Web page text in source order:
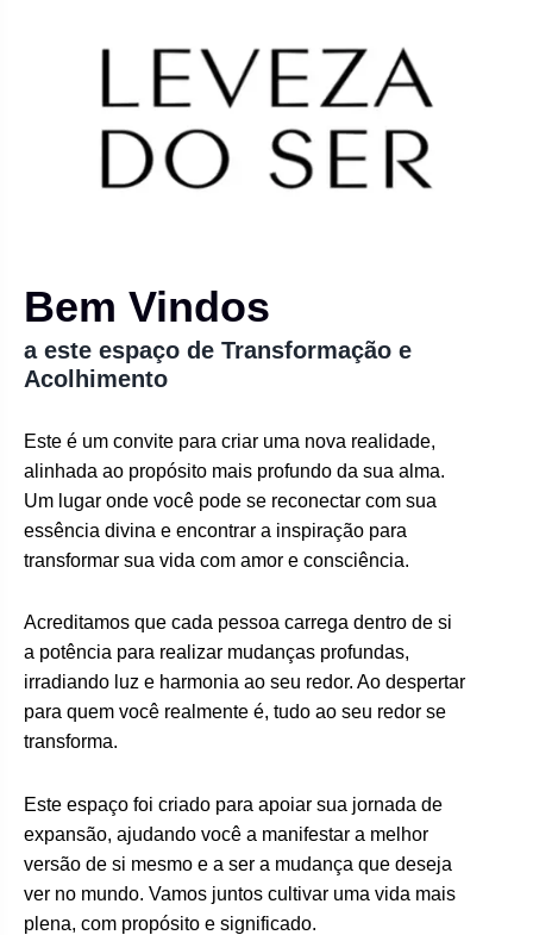
Bem Vindos
a este espaço de Transformação e
Acolhimento
Este é um convite para criar uma nova realidade,
alinhada ao propósito mais profundo da sua alma.
Um lugar onde você pode se reconectar com sua
essência divina e encontrar a inspiração para
transformar sua vida com amor e consciência.
Acreditamos que cada pessoa carrega dentro de si
a potência para realizar mudanças profundas,
irradiando luz e harmonia ao seu redor. Ao despertar
para quem você realmente é, tudo ao seu redor se
transforma.
Este espaço foi criado para apoiar sua jornada de
expansão, ajudando você a manifestar a melhor
versão de si mesmo e a ser a mudança que deseja
ver no mundo. Vamos juntos cultivar uma vida mais
plena, com propósito e significado.